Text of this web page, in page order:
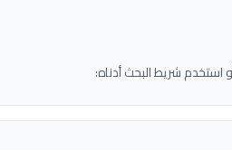
استخدم شريط البحث أدناه: